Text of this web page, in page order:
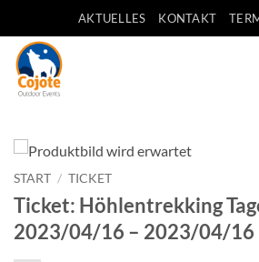
Inhalt
springen
AKTUELLES KONTAKT
START / TICKET
Ticket: Höhlentrekking
2023/04/16 – 2023/04/16